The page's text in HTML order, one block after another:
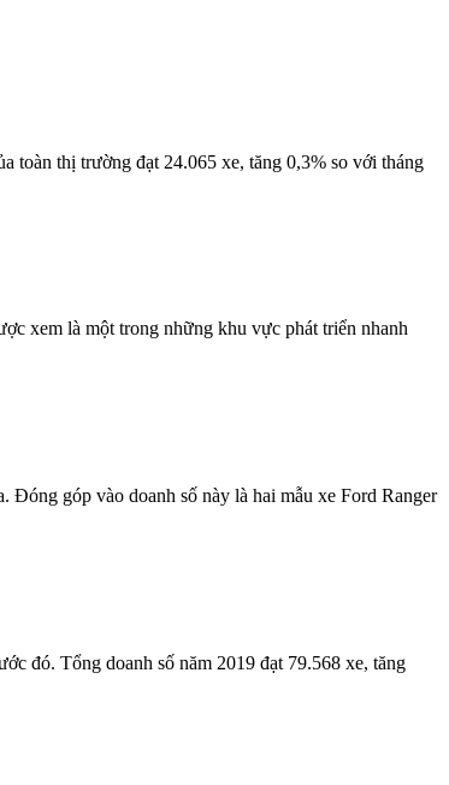
thị trường đạt 24.065 xe, tăng 0,3% so với tháng
xem là một trong những khu vực phát triển nhanh
góp vào doanh số này là hai mẫu xe Ford Ranger
đó. Tổng doanh số năm 2019 đạt 79.568 xe, tăng